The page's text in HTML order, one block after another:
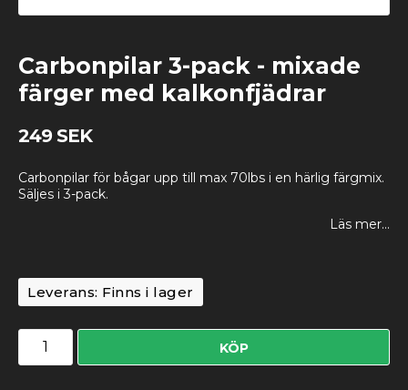
Carbonpilar 3-pack - mixade
färger med kalkonfjädrar
249 SEK
Carbonpilar för bågar upp till max 70lbs i en härlig färgmix.
Säljes i 3-pack.
Läs mer...
Leverans: Finns i lager
KÖP